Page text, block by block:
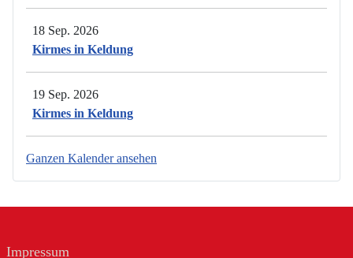
18 Sep. 2026
Kirmes in Keldung
19 Sep. 2026
Kirmes in Keldung
Ganzen Kalender ansehen
Impressum